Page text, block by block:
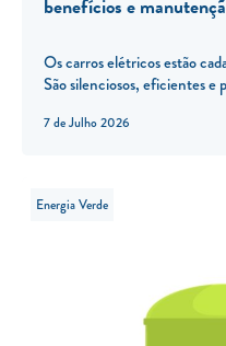
7 de Julho 2026
Os carros elétricos estão
São silenciosos, eficientes e
Energia Verde